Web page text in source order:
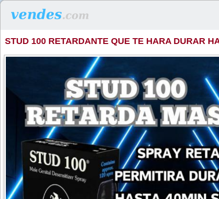
STUD 100 RETARDANTE QUE TE HARA DURAR